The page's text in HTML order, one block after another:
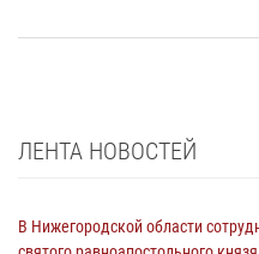
ЛЕНТА НОВОСТЕЙ
В Нижегородской области